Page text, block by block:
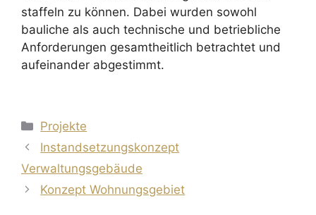
staffeln zu können. Dabei wurden sowohl
bauliche als auch technische und betriebliche
Anforderungen gesamtheitlich betrachtet und
aufeinander abgestimmt.
Kategorien
Projekte
Instandsetzungskonzept
Verwaltungsgebäude
Konzept Wohnungsgebiet